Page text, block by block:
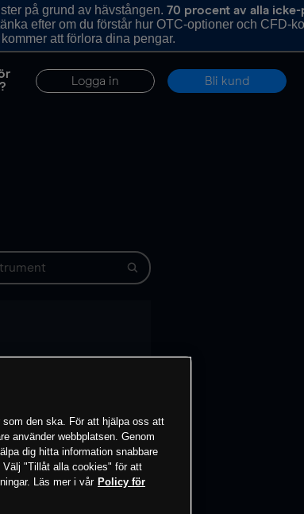
på grund av hävstången. 70 procent av alla
efter om du förstår hur OTC-optioner och CFD-
att förlora dina pengar.
Logga in Bli kund
den ska. För att hjälpa oss att
använder webbplatsen. Genom
dig hitta information snabbare
Välj "Tillåt alla cookies" för att
Läs mer i vår Policy för